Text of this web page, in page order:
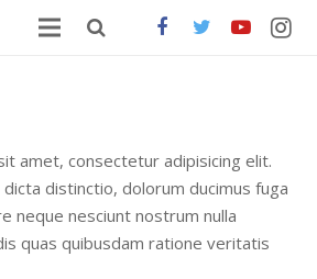
amet, consectetur adipisicing elit.
distinctio, dolorum ducimus fuga
neque nesciunt nostrum nulla
quas quibusdam ratione veritatis